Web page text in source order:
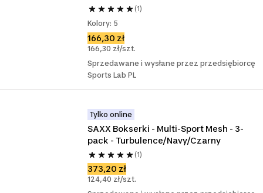
(1)
Kolory: 5
166,30 zł
166,30 zł/szt.
Sprzedawane i wysłane przez przedsiębiorcę
Sports Lab PL
Tylko online
SAXX Bokserki - Multi-Sport Mesh - 3-
pack - Turbulence/Navy/Czarny
(1)
373,20 zł
124,40 zł/szt.